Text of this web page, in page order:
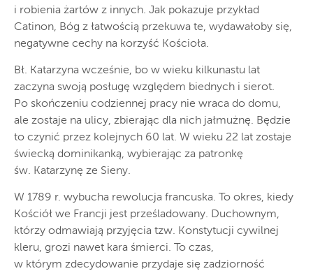
i robienia żartów z innych. Jak pokazuje przykład
Catinon, Bóg z łatwością przekuwa te, wydawałoby się,
negatywne cechy na korzyść Kościoła.
Bł. Katarzyna wcześnie, bo w wieku kilkunastu lat
zaczyna swoją posługę względem biednych i sierot.
Po skończeniu codziennej pracy nie wraca do domu,
ale zostaje na ulicy, zbierając dla nich jałmużnę. Będzie
to czynić przez kolejnych 60 lat. W wieku 22 lat zostaje
świecką dominikanką, wybierając za patronkę
św. Katarzynę ze Sieny.
W 1789 r. wybucha rewolucja francuska. To okres, kiedy
Kościół we Francji jest prześladowany. Duchownym,
którzy odmawiają przyjęcia tzw. Konstytucji cywilnej
kleru, grozi nawet kara śmierci. To czas,
w którym zdecydowanie przydaje się zadziorność